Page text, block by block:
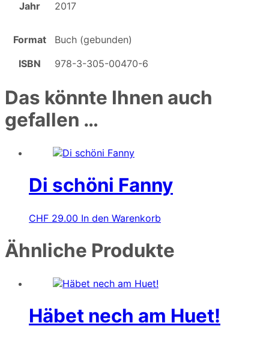
Jahr 2017
Format
Buch (gebunden)
ISBN
978-3-305-00470-6
Das könnte Ihnen auch
gefallen …
Di schöni Fanny
CHF 29.00 In den Warenkorb
Ähnliche Produkte
Häbet nech am Huet!